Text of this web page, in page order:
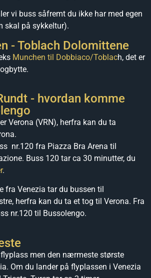
vi buss såfremt du ikke har med egen
skal på sykkeltur).
- Toblach Dolomittene
Munchen til Dobbiaco/Toblach, det er
- hvordan komme
Verona (VRN), herfra kan du ta
nr.120 fra Piazza Bra Arena til
Buss 120 tar ca 30 minutter, du
.
fra Venezia tar du bussen til
herfra kan du ta et tog til Verona. Fra
nr.120 til Bussolengo.
men den nærmeste største
Om du lander på flyplassen i Venezia